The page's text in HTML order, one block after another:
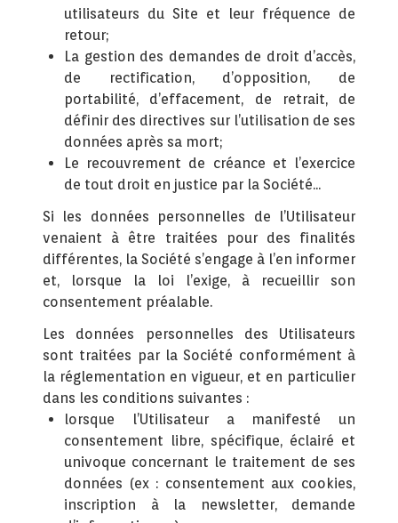
utilisateurs du Site et leur fréquence de
retour;
La gestion des demandes de droit d’accès,
de rectification, d’opposition, de
portabilité, d’effacement, de retrait, de
définir des directives sur l’utilisation de ses
données après sa mort;
Le recouvrement de créance et l’exercice
de tout droit en justice par la Société...
Si les données personnelles de l’Utilisateur
venaient à être traitées pour des finalités
différentes, la Société s’engage à l’en informer
et, lorsque la loi l’exige, à recueillir son
consentement préalable.
Les données personnelles des Utilisateurs
sont traitées par la Société conformément à
la réglementation en vigueur, et en particulier
dans les conditions suivantes :
lorsque l’Utilisateur a manifesté un
consentement libre, spécifique, éclairé et
univoque concernant le traitement de ses
données (ex : consentement aux cookies,
inscription à la newsletter, demande